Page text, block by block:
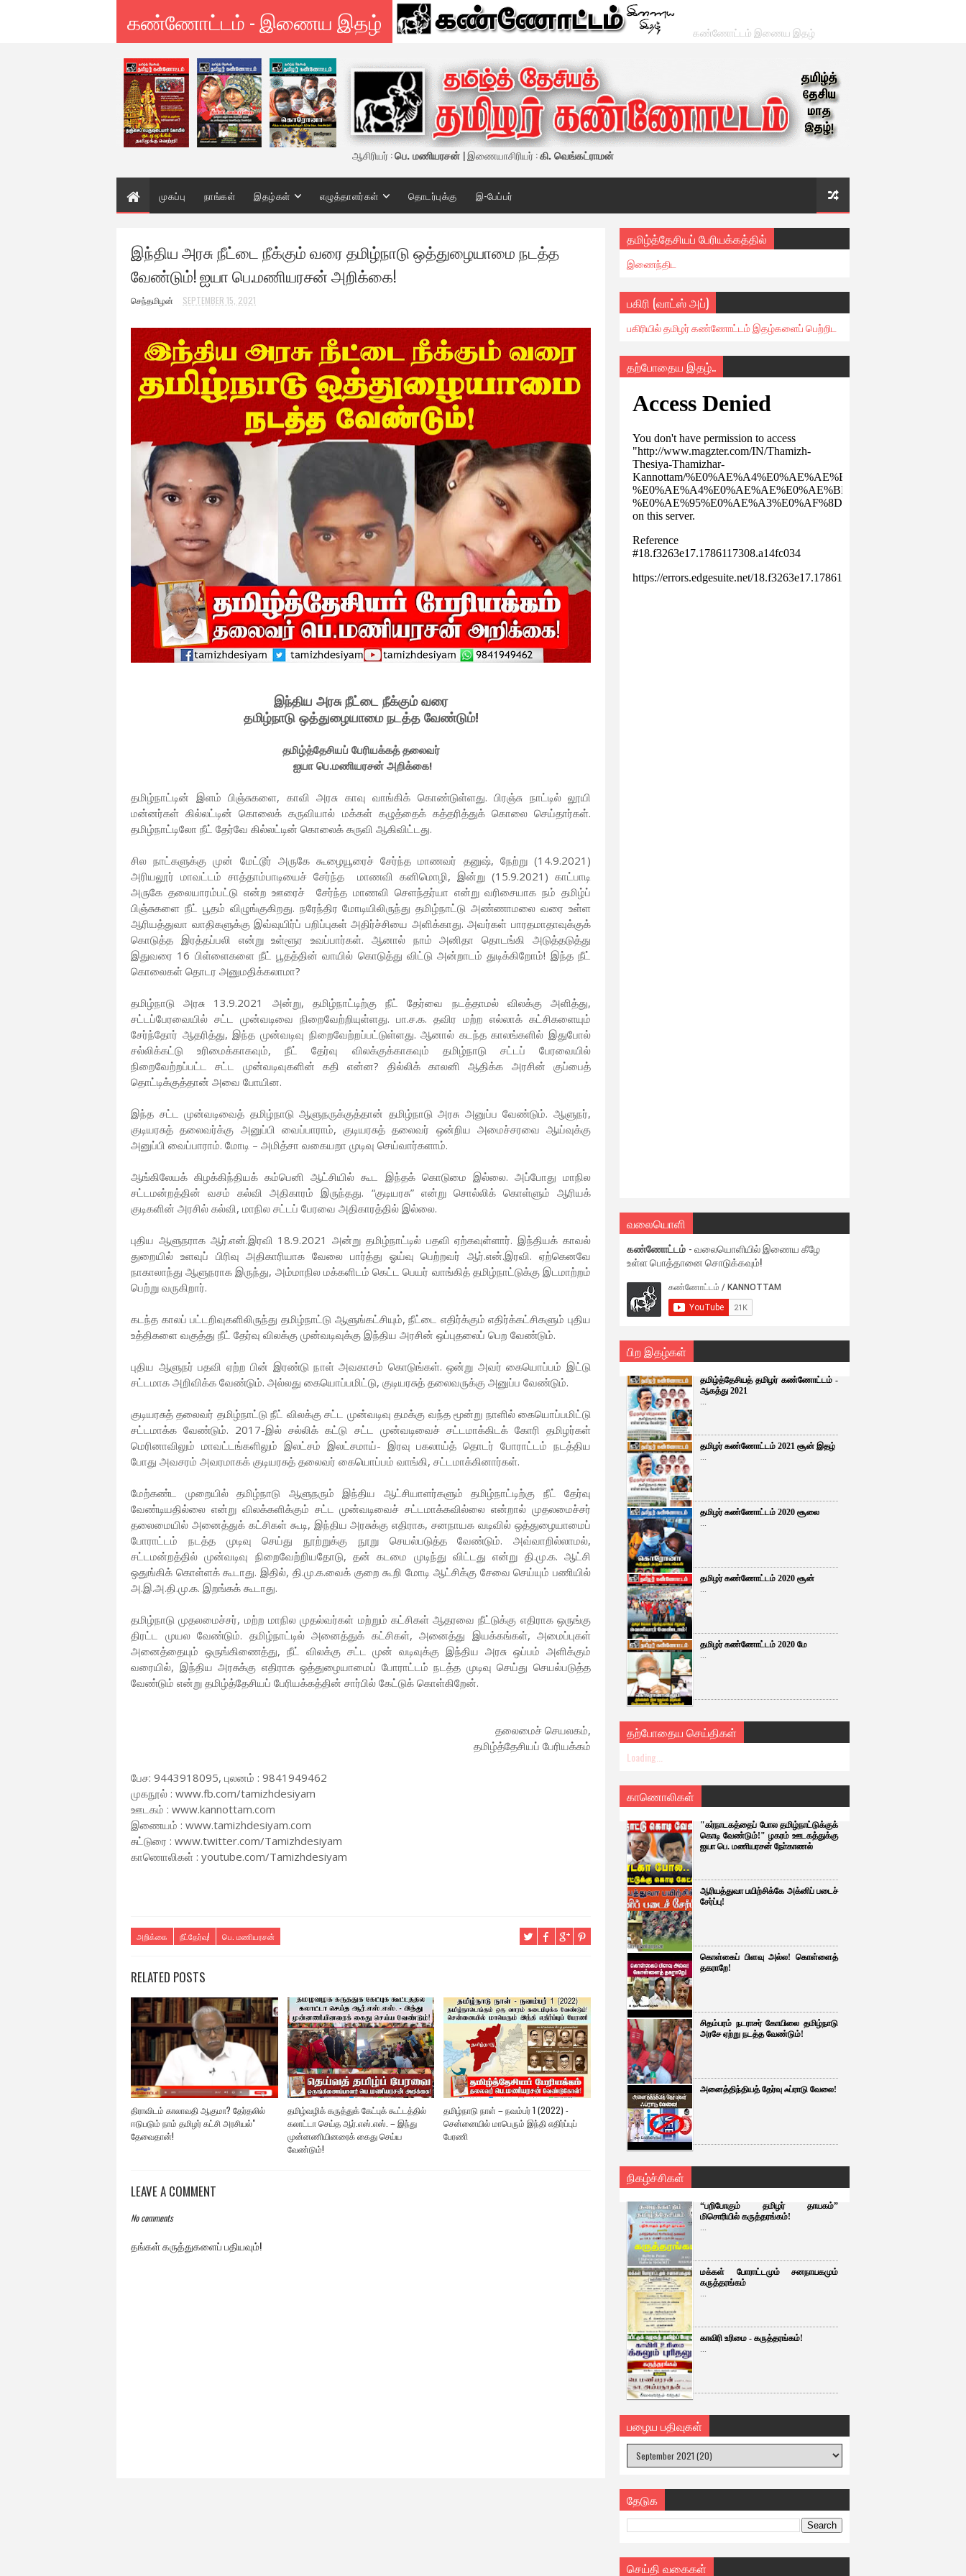
கண்ணோட்டம் - இணைய இதழ் கண்ணோட்டம் இணைய இதழ்
ஆசிரியர் :பெ. மணியரசன் | இணையாசிரியர் :கி. வெங்கட்ராமன்
முகப்பு நாங்கள் இதழ்கள் எழுத்தாளர்கள் தொடர்புக்கு இ-பேப்பர்
இந்திய அரசு நீட்டை நீக்கும் வரை தமிழ்நாடு ஒத்துழையாமை நடத்த
வேண்டும்! ஐயா பெ.மணியரசன் அறிக்கை!
செந்தமிழன் SEPTEMBER 15, 2021
இந்திய அரசு நீட்டை நீக்கும் வரை
தமிழ்நாடு ஒத்துழையாமை நடத்த வேண்டும்!
தமிழ்த்தேசியப் பேரியக்கத் தலைவர்
ஐயா பெ.மணியரசன் அறிக்கை!
தமிழ்நாட்டின் இளம் பிஞ்சுகளை, காவி அரசு காவு வாங்கிக் கொண்டுள்ளது. பிரஞ்சு நாட்டில் லூயி
மன்னர்கள் கில்லட்டின் கொலைக் கருவியால் மக்கள் கழுத்தைக் கத்தரித்துக் கொலை செய்தார்கள்.
தமிழ்நாட்டிலோ நீட் தேர்வே கில்லட்டின் கொலைக் கருவி ஆகிவிட்டது.
சில நாட்களுக்கு முன் மேட்டூர் அருகே கூழையூரைச் சேர்ந்த மாணவர் தனுஷ், நேற்று (14.9.2021)
அரியலூர் மாவட்டம் சாத்தாம்பாடியைச் சேர்ந்த மாணவி கனிமொழி, இன்று (15.9.2021) காட்பாடி
அருகே தலையாரம்பட்டு என்ற ஊரைச் சேர்ந்த மாணவி செளந்தர்யா என்று வரிசையாக நம் தமிழ்ப்
பிஞ்சுகளை நீட் பூதம் விழுங்குகிறது. நரேந்திர மோடியிலிருந்து தமிழ்நாட்டு அண்ணாமலை வரை உள்ள
ஆரியத்துவா வாதிகளுக்கு இவ்வுயிர்ப் பறிப்புகள் அதிர்ச்சியை அளிக்காது. அவர்கள் பாரதமாதாவுக்குக்
கொடுத்த இரத்தப்பலி என்று உள்ளூர உவப்பார்கள். ஆனால் நாம் அனிதா தொடங்கி அடுத்தடுத்து
இதுவரை 16 பிள்ளைகளை நீட் பூதத்தின் வாயில் கொடுத்து விட்டு அன்றாடம் துடிக்கிறோம்! இந்த நீட்
கொலைகள் தொடர அனுமதிக்கலாமா?
தமிழ்நாடு அரசு 13.9.2021 அன்று, தமிழ்நாட்டிற்கு நீட் தேர்வை நடத்தாமல் விலக்கு அளித்து,
சட்டப்பேரவையில் சட்ட முன்வடிவை நிறைவேற்றியுள்ளது. பா.ச.க. தவிர மற்ற எல்லாக் கட்சிகளையும்
சேர்ந்தோர் ஆதரித்து, இந்த முன்வடிவு நிறைவேற்றப்பட்டுள்ளது. ஆனால் கடந்த காலங்களில் இதுபோல்
சல்லிக்கட்டு உரிமைக்காகவும், நீட் தேர்வு விலக்குக்காகவும் தமிழ்நாடு சட்டப் பேரவையில்
நிறைவேற்றப்பட்ட சட்ட முன்வடிவுகளின் கதி என்ன? தில்லிக் காலனி ஆதிக்க அரசின் குப்பைத்
தொட்டிக்குத்தான் அவை போயின.
இந்த சட்ட முன்வடிவைத் தமிழ்நாடு ஆளுநருக்குத்தான் தமிழ்நாடு அரசு அனுப்ப வேண்டும். ஆளுநர்,
குடியரசுத் தலைவர்க்கு அனுப்பி வைப்பாராம், குடியரசுத் தலைவர் ஒன்றிய அமைச்சரவை ஆய்வுக்கு
அனுப்பி வைப்பாராம். மோடி – அமித்சா வகையறா முடிவு செய்வார்களாம்.
ஆங்கிலேயக் கிழக்கிந்தியக் கம்பெனி ஆட்சியில் கூட இந்தக் கொடுமை இல்லை. அப்போது மாநில
சட்டமன்றத்தின் வசம் கல்வி அதிகாரம் இருந்தது. “குடியரசு” என்று சொல்லிக் கொள்ளும் ஆரியக்
குடிகளின் அரசில் கல்வி, மாநில சட்டப் பேரவை அதிகாரத்தில் இல்லை.
புதிய ஆளுநராக ஆர்.என்.இரவி 18.9.2021 அன்று தமிழ்நாட்டில் பதவி ஏற்கவுள்ளார். இந்தியக் காவல்
துறையில் உளவுப் பிரிவு அதிகாரியாக வேலை பார்த்து ஓய்வு பெற்றவர் ஆர்.என்.இரவி. ஏற்கெனவே
நாகாலாந்து ஆளுநராக இருந்து, அம்மாநில மக்களிடம் கெட்ட பெயர் வாங்கித் தமிழ்நாட்டுக்கு இடமாற்றம்
பெற்று வருகிறார்.
கடந்த காலப் பட்டறிவுகளிலிருந்து தமிழ்நாட்டு ஆளுங்கட்சியும், நீட்டை எதிர்க்கும் எதிர்க்கட்சிகளும் புதிய
உத்திகளை வகுத்து நீட் தேர்வு விலக்கு முன்வடிவுக்கு இந்திய அரசின் ஒப்புதலைப் பெற வேண்டும்.
புதிய ஆளுநர் பதவி ஏற்ற பின் இரண்டு நாள் அவகாசம் கொடுங்கள். ஒன்று அவர் கையொப்பம் இட்டு
சட்டமாக அறிவிக்க வேண்டும். அல்லது கையொப்பமிட்டு, குடியரசுத் தலைவருக்கு அனுப்ப வேண்டும்.
குடியரசுத் தலைவர் தமிழ்நாட்டு நீட் விலக்கு சட்ட முன்வடிவு தமக்கு வந்த மூன்று நாளில் கையொப்பமிட்டு
சட்டமாக்க வேண்டும். 2017-இல் சல்லிக் கட்டு சட்ட முன்வடிவைச் சட்டமாக்கிடக் கோரி தமிழர்கள்
மெரினாவிலும் மாவட்டங்களிலும் இலட்சம் இலட்சமாய்- இரவு பகலாய்த் தொடர் போராட்டம் நடத்திய
போது அவசரம் அவரமாகக் குடியரசுத் தலைவர் கையொப்பம் வாங்கி, சட்டமாக்கினார்கள்.
மேற்கண்ட முறையில் தமிழ்நாடு ஆளுநரும் இந்திய ஆட்சியாளர்களும் தமிழ்நாட்டிற்கு நீட் தேர்வு
வேண்டியதில்லை என்று விலக்களிக்கும் சட்ட முன்வடிவைச் சட்டமாக்கவில்லை என்றால் முதலமைச்சர்
தலைமையில் அனைத்துக் கட்சிகள் கூடி, இந்திய அரசுக்கு எதிராக, சனநாயக வடிவில் ஒத்துழையாமைப்
போராட்டம் நடத்த முடிவு செய்து நூற்றுக்கு நூறு செயல்படுத்த வேண்டும். அவ்வாறில்லாமல்,
சட்டமன்றத்தில் முன்வடிவு நிறைவேற்றியதோடு, தன் கடமை முடிந்து விட்டது என்று தி.மு.க. ஆட்சி
ஒதுங்கிக் கொள்ளக் கூடாது. இதில், தி.மு.க.வைக் குறை கூறி மோடி ஆட்சிக்கு சேவை செய்யும் பணியில்
அ.இ.அ.தி.மு.க. இறங்கக் கூடாது.
தமிழ்நாடு முதலமைச்சர், மற்ற மாநில முதல்வர்கள் மற்றும் கட்சிகள் ஆதரவை நீட்டுக்கு எதிராக ஒருங்கு
திரட்ட முயல வேண்டும். தமிழ்நாட்டில் அனைத்துக் கட்சிகள், அனைத்து இயக்கங்கள், அமைப்புகள்
அனைத்தையும் ஒருங்கிணைத்து, நீட் விலக்கு சட்ட முன் வடிவுக்கு இந்திய அரசு ஒப்பம் அளிக்கும்
வரையில், இந்திய அரசுக்கு எதிராக ஒத்துழையாமைப் போராட்டம் நடத்த முடிவு செய்து செயல்படுத்த
வேண்டும் என்று தமிழ்த்தேசியப் பேரியக்கத்தின் சார்பில் கேட்டுக் கொள்கிறேன்.
தலைமைச் செயலகம்,
தமிழ்த்தேசியப் பேரியக்கம்
பேச: 9443918095, புலனம் : 9841949462
முகநூல் : www.fb.com/tamizhdesiyam
ஊடகம் : www.kannottam.com
இணையம் : www.tamizhdesiyam.com
சுட்டுரை : www.twitter.com/Tamizhdesiyam
காணொலிகள் : youtube.com/Tamizhdesiyam
அறிக்கை நீட்தேர்வு! பெ. மணியரசன்
RELATED POSTS
திராவிடம் காலாவதி ஆகுமா? தேர்தலில்
ஈடுபடும் நாம் தமிழர் கட்சி அரசியல்"
தேவைதான்!
தமிழ்வழிக் கருத்துக் கேட்புக் கூட்டத்தில்
கலாட்டா செய்த ஆர்.எஸ்.எஸ். – இந்து
முன்னணியினரைக் கைது செய்ய
வேண்டும்!
தமிழ்நாடு நாள் – நவம்பர் 1 (2022) -
சென்னையில் மாபெரும் இந்தி எதிர்ப்புப்
பேரணி
LEAVE A COMMENT
No comments
தங்கள் கருத்துகளைப் பதியவும்!
தமிழ்த்தேசியப் பேரியக்கத்தில்
இணைந்திட
பகிரி (வாட்ஸ் அப்)
பகிரியில் தமிழர் கண்ணோட்டம் இதழ்களைப் பெற்றிட
தற்போதைய இதழ்..
வலையொளி
கண்ணோட்டம் - வலையொளியில் இணைய கீழே
உள்ள பொத்தானை சொடுக்கவும்!
பிற இதழ்கள்
தமிழ்த்தேசியத் தமிழர் கண்ணோட்டம் -
ஆகத்து 2021
...
தமிழர் கண்ணோட்டம் 2021 சூன் இதழ்
...
தமிழர் கண்ணோட்டம் 2020 சூலை
...
தமிழர் கண்ணோட்டம் 2020 சூன்
...
தமிழர் கண்ணோட்டம் 2020 மே
...
தற்போதைய செய்திகள்
Loading...
காணொலிகள்
"கர்நாடகத்தைப் போல தமிழ்நாட்டுக்குக்
கொடி வேண்டும்!" ழகரம் ஊடகத்துக்கு
ஐயா பெ. மணியரசன் நோ்காணல்
ஆரியத்துவா பயிற்சிக்கே அக்னிப் படைச்
சேர்ப்பு!
கொள்கைப் பிளவு அல்ல! கொள்ளைத்
தகராறே!
சிதம்பரம் நடராசர் கோயிலை தமிழ்நாடு
அரசே ஏற்று நடத்த வேண்டும்!
அனைத்திந்தியத் தேர்வு ஃப்ராடு வேலை!
நிகழ்ச்சிகள்
“பறிபோகும் தமிழர் தாயகம்”
மிசொரியில் கருத்தரங்கம்!
...
மக்கள் போராட்டமும் சனநாயகமும்
கருத்தரங்கம்
...
காவிரி உரிமை - கருத்தரங்கம்!
...
பழைய பதிவுகள்
தேடுக
செய்தி வகைகள்